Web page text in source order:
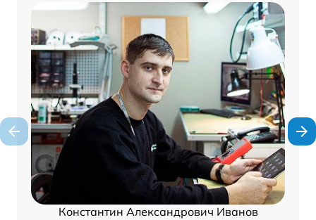
Константин Александрович Иванов